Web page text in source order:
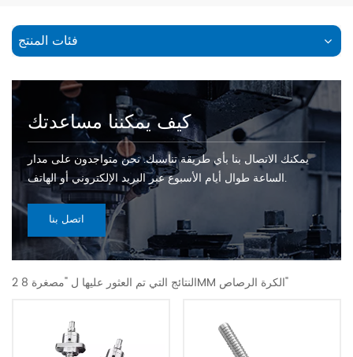
فئات المنتج
كيف يمكننا مساعدتك
يمكنك الاتصال بنا بأي طريقة تناسبك. نحن متواجدون على مدار
الساعة طوال أيام الأسبوع عبر البريد الإلكتروني أو الهاتف.
اتصل بنا
2 النتائج التي تم العثور عليها ل "مصغرة 8MM الكرة الرصاص"